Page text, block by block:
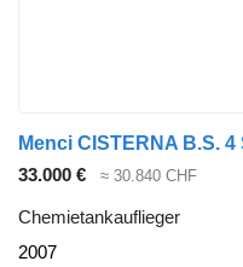
Menci CISTERNA B.S. 4
33.000 €
≈ 30.840 CHF
Chemietankauflieger
2007